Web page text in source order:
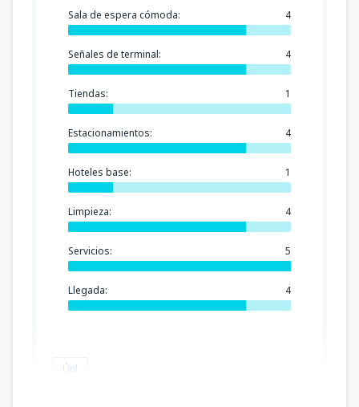
Sala de espera cómoda: 4
Señales de terminal: 4
Tiendas: 1
Estacionamientos: 4
Hoteles base: 1
Limpieza: 4
Servicios: 5
Llegada: 4
Útil